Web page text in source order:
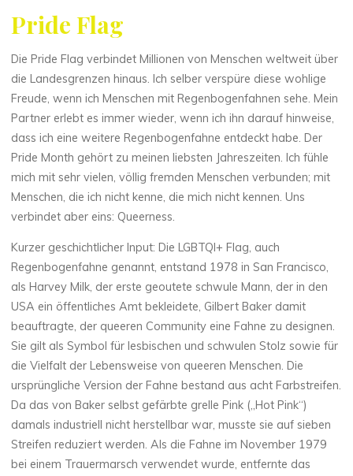
Pride Flag
Die Pride Flag verbindet Millionen von Menschen weltweit über
die Landesgrenzen hinaus. Ich selber verspüre diese wohlige
Freude, wenn ich Menschen mit Regenbogenfahnen sehe. Mein
Partner erlebt es immer wieder, wenn ich ihn darauf hinweise,
dass ich eine weitere Regenbogenfahne entdeckt habe. Der
Pride Month gehört zu meinen liebsten Jahreszeiten. Ich fühle
mich mit sehr vielen, völlig fremden Menschen verbunden; mit
Menschen, die ich nicht kenne, die mich nicht kennen. Uns
verbindet aber eins: Queerness.
Kurzer geschichtlicher Input: Die LGBTQI+ Flag, auch
Regenbogenfahne genannt, entstand 1978 in San Francisco,
als Harvey Milk, der erste geoutete schwule Mann, der in den
USA ein öffentliches Amt bekleidete, Gilbert Baker damit
beauftragte, der queeren Community eine Fahne zu designen.
Sie gilt als Symbol für lesbischen und schwulen Stolz sowie für
die Vielfalt der Lebensweise von queeren Menschen. Die
ursprüngliche Version der Fahne bestand aus acht Farbstreifen.
Da das von Baker selbst gefärbte grelle Pink („Hot Pink“)
damals industriell nicht herstellbar war, musste sie auf sieben
Streifen reduziert werden. Als die Fahne im November 1979
bei einem Trauermarsch verwendet wurde, entfernte das